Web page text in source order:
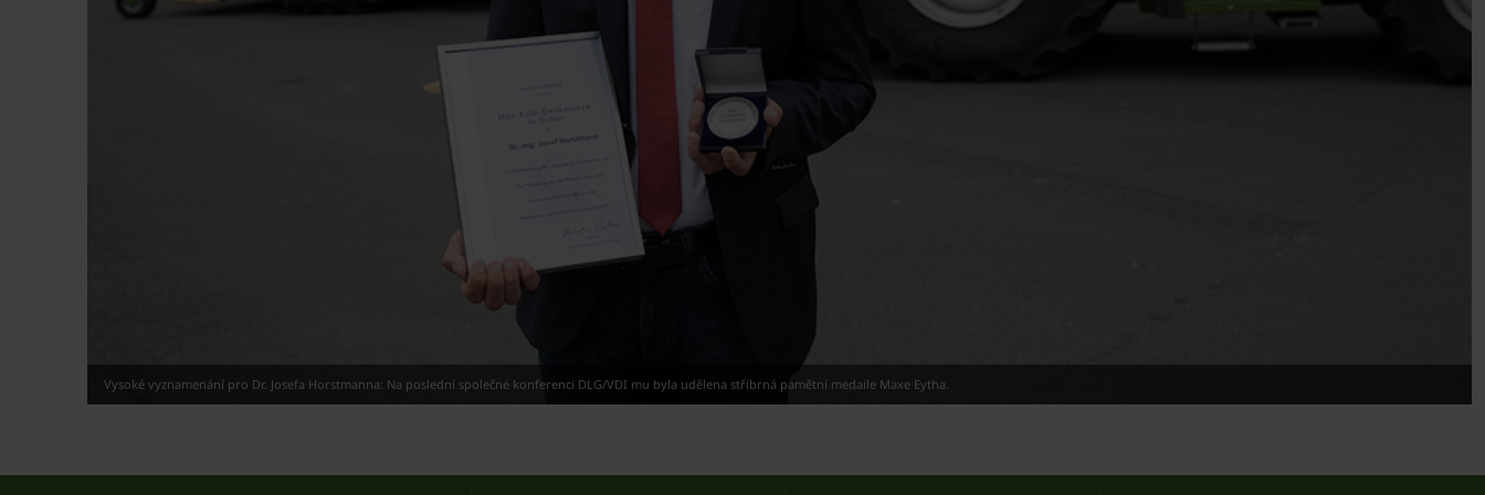
Vysoké vyznamenání pro Dr. Josefa Horstmanna: Na poslední společné konferenci DLG/VDI mu byla udělena stříbrná pamětní medaile Maxe Eytha.